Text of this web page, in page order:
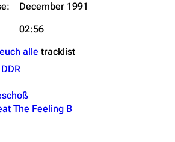
December 1991
02:56
alle tracklist
The Feeling B